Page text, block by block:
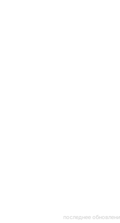
последнее